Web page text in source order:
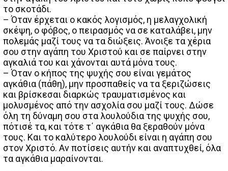
το σκοτάδι.
– Όταν έρχεται ο κακός λογισμός, η μελαγχολική
σκέψη, ο φόβος, ο πειρασμός να σε καταλάβει, μην
πολεμάς μαζί τους να τα διώξεις. Άνοιξε τα χέρια
σου στην αγάπη του Χριστού και σε παίρνει στην
αγκαλιά του και χάνονται αυτά μόνα τους.
– Όταν ο κήπος της ψυχής σου είναι γεμάτος
αγκάθια (πάθη), μην προσπαθείς να τα ξεριζώσεις
και βρίσκεσαι διαρκώς τραυματισμένος και
μολυσμένος από την ασχολία σου μαζί τους. Δώσε
όλη τη δύναμη σου στα λουλούδια της ψυχής σου,
πότισέ τα, και τότε τ΄ αγκάθια θα ξεραθούν μόνα
τους. Και το καλύτερο λουλούδι είναι η αγάπη σου
στον Χριστό. Αν ποτίσεις αυτήν και αναπτυχθεί, όλα
τα αγκάθια μαραίνονται.